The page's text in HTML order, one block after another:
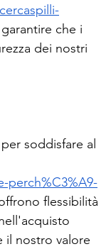
che i
dei nostri
per soddisfare al
perch%C3%A9-
flessibilità
il nostro valore